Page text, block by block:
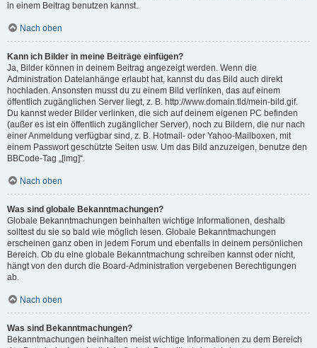
in einem Beitrag benutzen kannst.
Nach oben
Kann ich Bilder in meine Beiträge einfügen?
Ja, Bilder können in deinem Beitrag angezeigt werden. Wenn die
Administration Dateianhänge erlaubt hat, kannst du das Bild auch direkt
hochladen. Ansonsten musst du zu einem Bild verlinken, das auf einem
öffentlich zugänglichen Server liegt, z. B. http://www.domain.tld/mein-bild.gif.
Du kannst weder Bilder verlinken, die sich auf deinem eigenen PC befinden
(außer es ist ein öffentlich zugänglicher Server), noch zu Bildern, die nur nach
einer Anmeldung verfügbar sind, z. B. Hotmail- oder Yahoo-Mailboxen, mit
einem Passwort geschützte Seiten usw. Um das Bild anzuzeigen, benutze den
BBCode-Tag „[img]“.
Nach oben
Was sind globale Bekanntmachungen?
Globale Bekanntmachungen beinhalten wichtige Informationen, deshalb
solltest du sie so bald wie möglich lesen. Globale Bekanntmachungen
erscheinen ganz oben in jedem Forum und ebenfalls in deinem persönlichen
Bereich. Ob du eine globale Bekanntmachung schreiben kannst oder nicht,
hängt von den durch die Board-Administration vergebenen Berechtigungen
ab.
Nach oben
Was sind Bekanntmachungen?
Bekanntmachungen beinhalten meist wichtige Informationen zu dem Bereich